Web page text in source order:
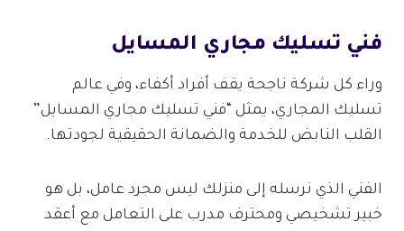
فني تسليك مجاري المسايل
وراء كل شركة ناجحة يقف أفراد أكفاء، وفي عالم
تسليك المجاري، يمثل “فني تسليك مجاري المسايل”
القلب النابض للخدمة والضمانة الحقيقية لجودتها.
الفني الذي نرسله إلى منزلك ليس مجرد عامل، بل هو
خبير تشخيصي ومحترف مدرب على التعامل مع أعقد